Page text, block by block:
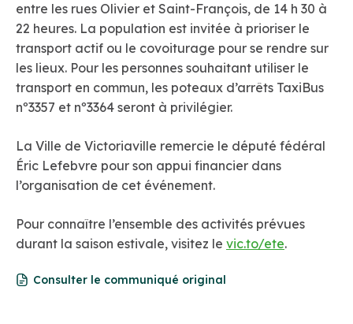
entre les rues Olivier et Saint-François, de 14 h 30 à
22 heures. La population est invitée à prioriser le
transport actif ou le covoiturage pour se rendre sur
les lieux. Pour les personnes souhaitant utiliser le
transport en commun, les poteaux d’arrêts TaxiBus
nº3357 et nº3364 seront à privilégier.
La Ville de Victoriaville remercie le député fédéral
Éric Lefebvre pour son appui financier dans
l’organisation de cet événement.
Pour connaître l’ensemble des activités prévues
durant la saison estivale, visitez le vic.to/ete.
Consulter le communiqué original